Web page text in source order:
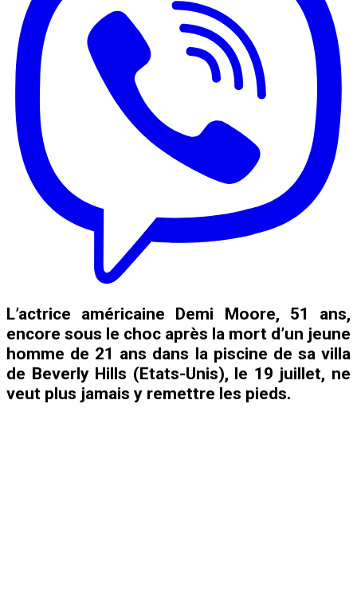
L’actrice américaine Demi Moore, 51 ans,
encore sous le choc après la mort d’un jeune
homme de 21 ans dans la piscine de sa villa
de Beverly Hills (Etats-Unis), le 19 juillet, ne
veut plus jamais y remettre les pieds.